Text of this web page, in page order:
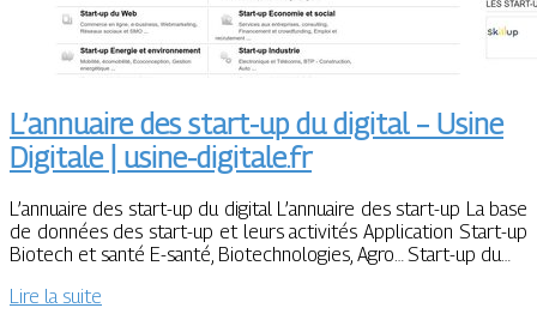
L’annuaire des start-up du digital – Usine
Digitale | usine-digitale.fr
L’annuaire des start-up du digital L’annuaire des start-up La base
de données des start-up et leurs activités Application Start-up
Biotech et santé E-santé, Biotechnologies, Agro… Start-up du…
Lire la suite